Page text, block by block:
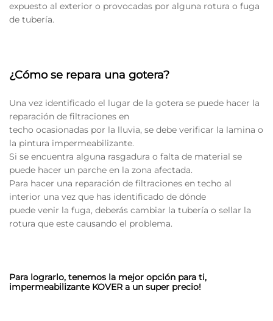
expuesto al exterior o provocadas por alguna rotura o fuga
de tubería.
¿Cómo se repara una gotera?
Una vez identificado el lugar de la gotera se puede hacer la
reparación de filtraciones en
techo ocasionadas por la lluvia, se debe verificar la lamina o
la pintura impermeabilizante.
Si se encuentra alguna rasgadura o falta de material se
puede hacer un parche en la zona afectada.
Para hacer una reparación de filtraciones en techo al
interior una vez que has identificado de dónde
puede venir la fuga, deberás cambiar la tubería o sellar la
rotura que este causando el problema.
Para lograrlo, tenemos la mejor opción para ti,
impermeabilizante KOVER a un super precio!